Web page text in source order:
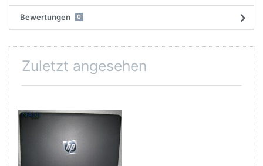
Bewertungen 0
Zuletzt angesehen